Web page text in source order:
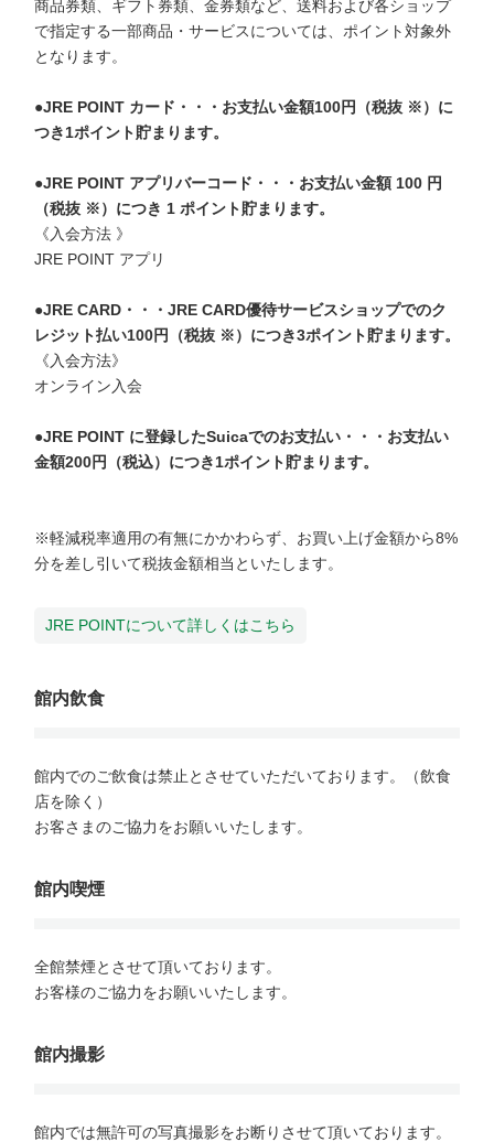
商品券類、ギフト券類、金券類など、送料および各ショップ
で指定する一部商品・サービスについては、ポイント対象外
となります。
●JRE POINT カード・・・お支払い金額100円（税抜 ※）に
つき1ポイント貯まります。
●JRE POINT アプリバーコード・・・お支払い金額 100 円
（税抜 ※）につき 1 ポイント貯まります。
《入会方法 》
JRE POINT アプリ
●JRE CARD・・・JRE CARD優待サービスショップでのク
レジット払い100円（税抜 ※）につき3ポイント貯まります。
《入会方法》
オンライン入会
●JRE POINT に登録したSuicaでのお支払い・・・お支払い
金額200円（税込）につき1ポイント貯まります。
※軽減税率適用の有無にかかわらず、お買い上げ金額から8%
分を差し引いて税抜金額相当といたします。
JRE POINTについて詳しくはこちら
館内飲食
館内でのご飲食は禁止とさせていただいております。（飲食
店を除く）
お客さまのご協力をお願いいたします。
館内喫煙
全館禁煙とさせて頂いております。
お客様のご協力をお願いいたします。
館内撮影
館内では無許可の写真撮影をお断りさせて頂いております。